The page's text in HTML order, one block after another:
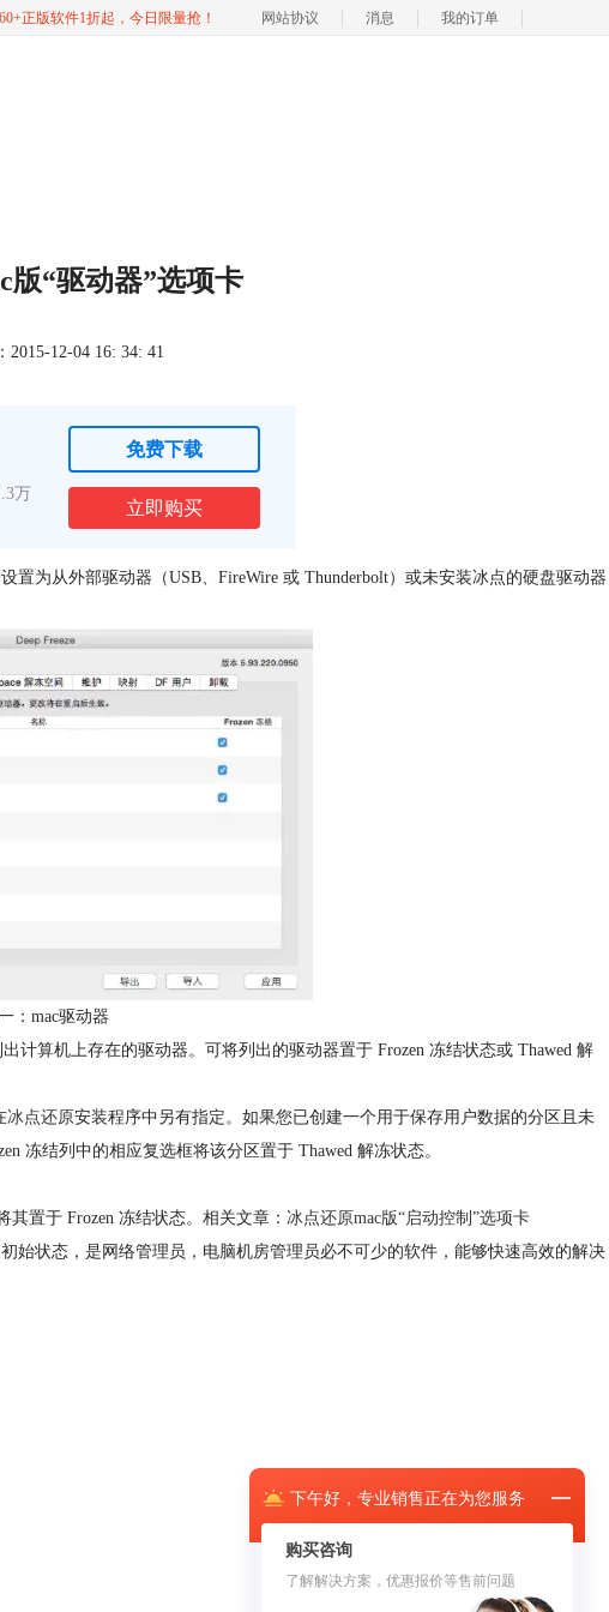
下午好， 专业销售正在为您服务
购买咨询
了解解决方案，优惠报价等售前问题
60+正版软件1折起，今日限量抢！ 网站协议 消息 我的订单
版“驱动器”选项卡
2015-12-04 16: 34: 41
万
免费下载
立即购买
为从外部驱动器（USB、FireWire 或 Thunderbolt）或未安装冰点的硬盘驱动器
：mac驱动器
计算机上存在的驱动器。可将列出的驱动器置于 Frozen 冻结状态或 Thawed 解
冰点还原安装程序中另有指定。如果您已创建一个用于保存用户数据的分区且未
冻结列中的相应复选框将该分区置于 Thawed 解冻状态。
其置于 Frozen 冻结状态。相关文章：冰点还原mac版“启动控制”选项卡
始状态，是网络管理员，电脑机房管理员必不可少的软件，能够快速高效的解决